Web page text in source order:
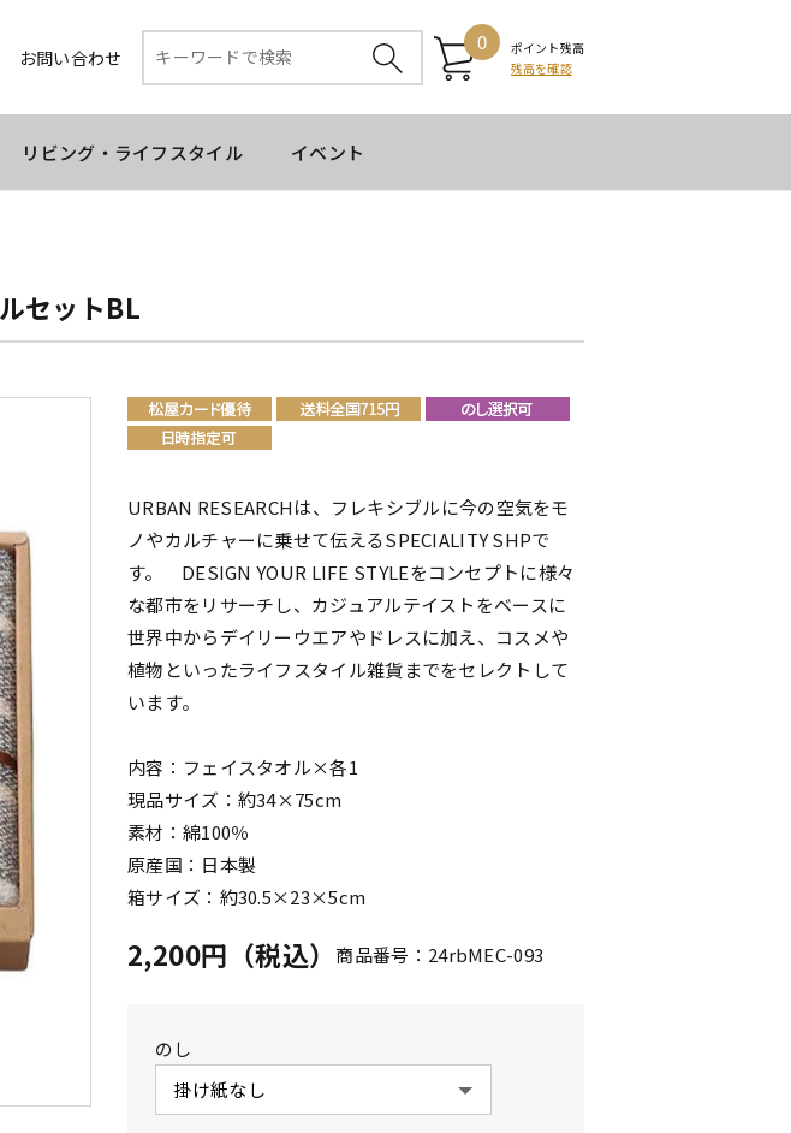
お問い合わせ
0
ポイント残高
残高を確認
リビング・ライフスタイル イベント
セットBL
URBAN RESEARCHは、フレキシブルに今の空気をモ
ノやカルチャーに乗せて伝えるSPECIALITY SHPで
す。 DESIGN YOUR LIFE STYLEをコンセプトに様々
な都市をリサーチし、カジュアルテイストをベースに
世界中からデイリーウエアやドレスに加え、コスメや
植物といったライフスタイル雑貨までをセレクトして
います。
内容：フェイスタオル×各1
現品サイズ：約34×75cm
素材：綿100％
原産国：日本製
箱サイズ：約30.5×23×5cm
2,200円（税込） 商品番号：24rbMEC-093
のし